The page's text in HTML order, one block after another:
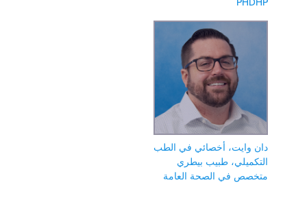
وايت، أخصائي في الطب
طبيب بيطري
في الصحة العامة